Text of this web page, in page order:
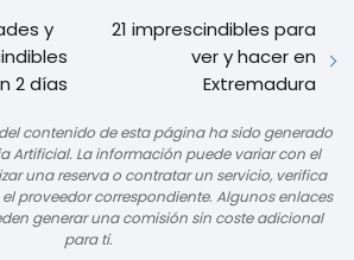
y
2 días
21 imprescindibles para
ver y hacer en
Extremadura
contenido de esta página ha sido generado
Artificial. La información puede variar con el
una reserva o contratar un servicio, verifica
proveedor correspondiente. Algunos enlaces
generar una comisión sin coste adicional
para ti.